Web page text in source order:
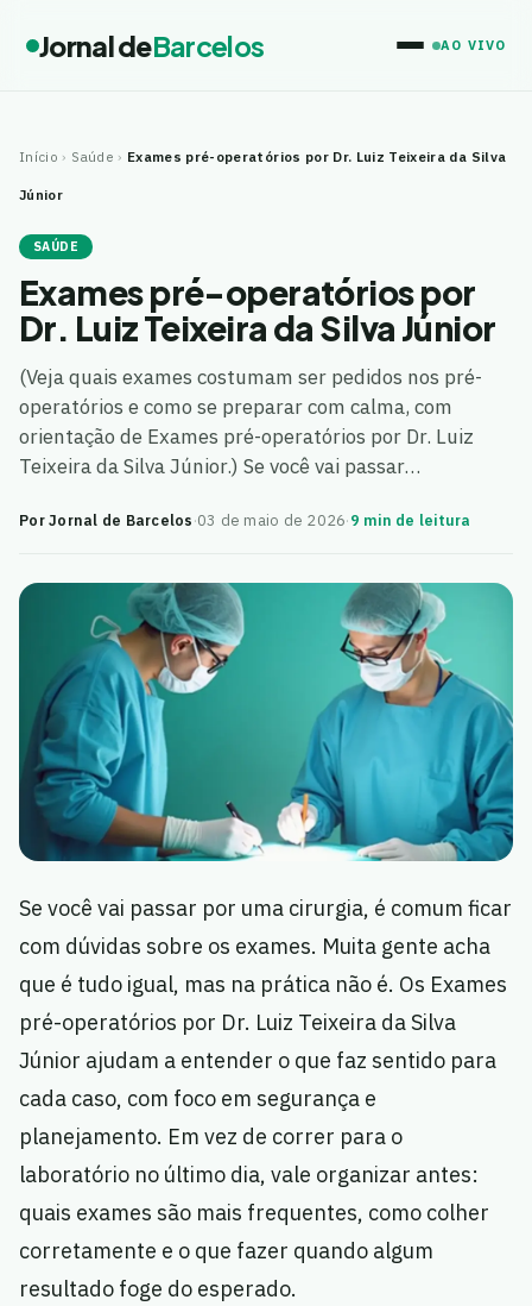
Jornal deBarcelos AO VIVO
Início › Saúde › Exames pré-operatórios por Dr. Luiz Teixeira da Silva
Júnior
SAÚDE
Exames pré-operatórios por
Dr. Luiz Teixeira da Silva Júnior
(Veja quais exames costumam ser pedidos nos pré-
operatórios e como se preparar com calma, com
orientação de Exames pré-operatórios por Dr. Luiz
Teixeira da Silva Júnior.) Se você vai passar…
Por Jornal de Barcelos·03 de maio de 2026·9 min de leitura
Se você vai passar por uma cirurgia, é comum ficar
com dúvidas sobre os exames. Muita gente acha
que é tudo igual, mas na prática não é. Os Exames
pré-operatórios por Dr. Luiz Teixeira da Silva
Júnior ajudam a entender o que faz sentido para
cada caso, com foco em segurança e
planejamento. Em vez de correr para o
laboratório no último dia, vale organizar antes:
quais exames são mais frequentes, como colher
corretamente e o que fazer quando algum
resultado foge do esperado.